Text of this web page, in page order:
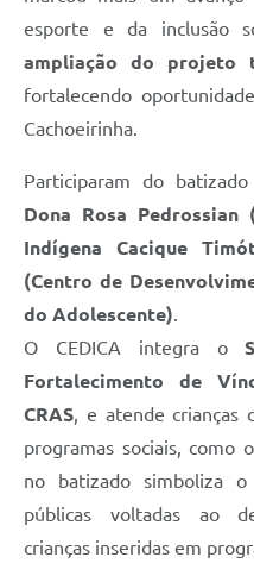
esporte e da inclusão
ampliação do projeto
fortalecendo
Cachoeirinha.
Participaram do
Dona Rosa Pedrossian
Indígena Cacique
(Centro de
do Adolescente).
O CEDICA integra o
Fortalecimento de
CRAS, e atende crianças
programas sociais, como
no batizado simboliza
públicas voltadas ao
crianças inseridas em